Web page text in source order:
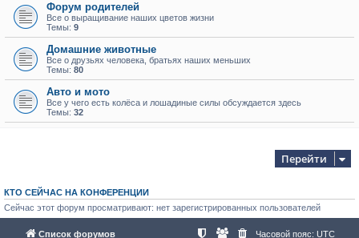
Форум родителей
Все о выращивание наших цветов жизни
Темы: 9
Домашние животные
Все о друзьях человека, братьях наших меньших
Темы: 80
Авто и мото
Все у чего есть колёса и лошадиные силы обсуждается здесь
Темы: 32
Перейти
КТО СЕЙЧАС НА КОНФЕРЕНЦИИ
Сейчас этот форум просматривают: нет зарегистрированных пользователей
Список форумов Часовой пояс: UTC